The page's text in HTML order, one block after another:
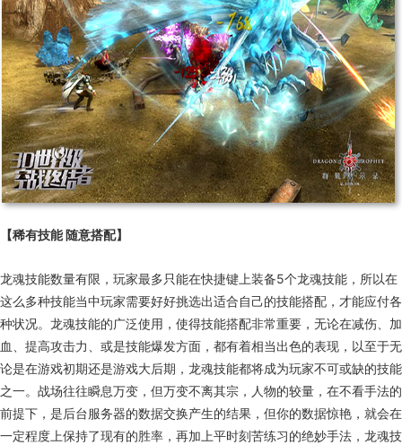
【稀有技能 随意搭配】
龙魂技能数量有限，玩家最多只能在快捷键上装备5个龙魂技能，所以在
这么多种技能当中玩家需要好好挑选出适合自己的技能搭配，才能应付各
种状况。龙魂技能的广泛使用，使得技能搭配非常重要，无论在减伤、加
血、提高攻击力、或是技能爆发方面，都有着相当出色的表现，以至于无
论是在游戏初期还是游戏大后期，龙魂技能都将成为玩家不可或缺的技能
之一。战场往往瞬息万变，但万变不离其宗，人物的较量，在不看手法的
前提下，是后台服务器的数据交换产生的结果，但你的数据惊艳，就会在
一定程度上保持了现有的胜率，再加上平时刻苦练习的绝妙手法，龙魂技